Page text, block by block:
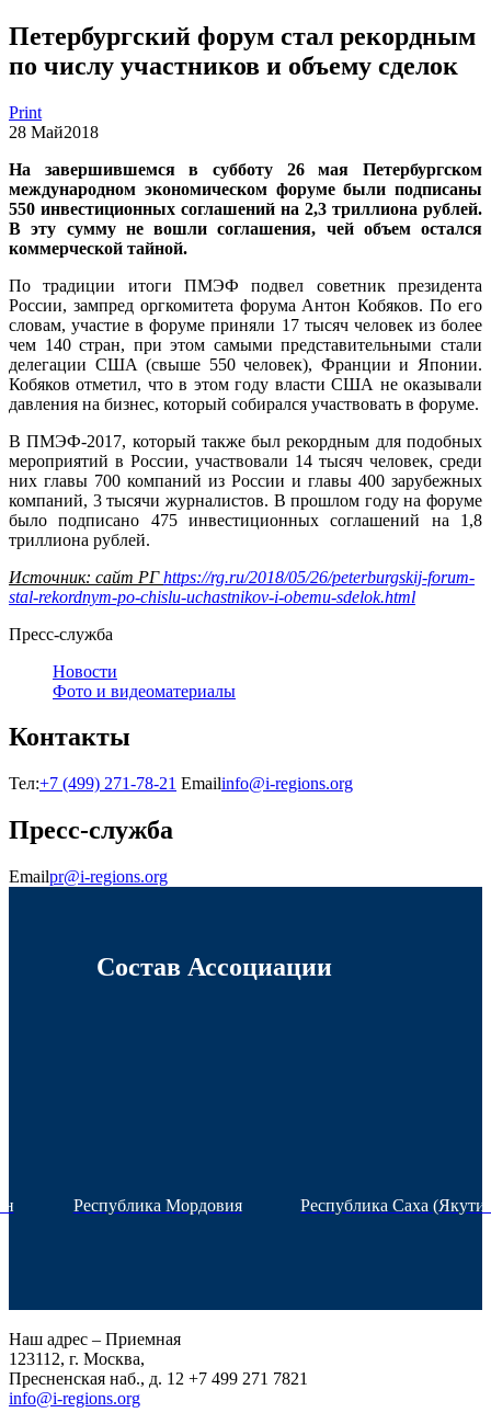
Петербургский форум стал рекордным
по числу участников и объему сделок
Print
28 Май2018
На завершившемся в субботу 26 мая Петербургском
международном экономическом форуме были подписаны
550 инвестиционных соглашений на 2,3 триллиона рублей.
В эту сумму не вошли соглашения, чей объем остался
коммерческой тайной.
По традиции итоги ПМЭФ подвел советник президента
России, зампред оргкомитета форума Антон Кобяков. По его
словам, участие в форуме приняли 17 тысяч человек из более
чем 140 стран, при этом самыми представительными стали
делегации США (свыше 550 человек), Франции и Японии.
Кобяков отметил, что в этом году власти США не оказывали
давления на бизнес, который собирался участвовать в форуме.
В ПМЭФ-2017, который также был рекордным для подобных
мероприятий в России, участвовали 14 тысяч человек, среди
них главы 700 компаний из России и главы 400 зарубежных
компаний, 3 тысячи журналистов. В прошлом году на форуме
было подписано 475 инвестиционных соглашений на 1,8
триллиона рублей.
Источник: сайт РГhttps://rg.ru/2018/05/26/peterburgskij-forum-
stal-rekordnym-po-chislu-uchastnikov-i-obemu-sdelok.html
Пресс-служба
Новости
Фото и видеоматериалы
Контакты
Тел:+7 (499) 271-78-21 Emailinfo@i-regions.org
Пресс-служба
Emailpr@i-regions.org
Состав Ассоциации
Республика Мордовия Республика Саха
Наш адрес – Приемная
123112, г. Москва,
Пресненская наб., д. 12 +7 499 271 7821
info@i-regions.org